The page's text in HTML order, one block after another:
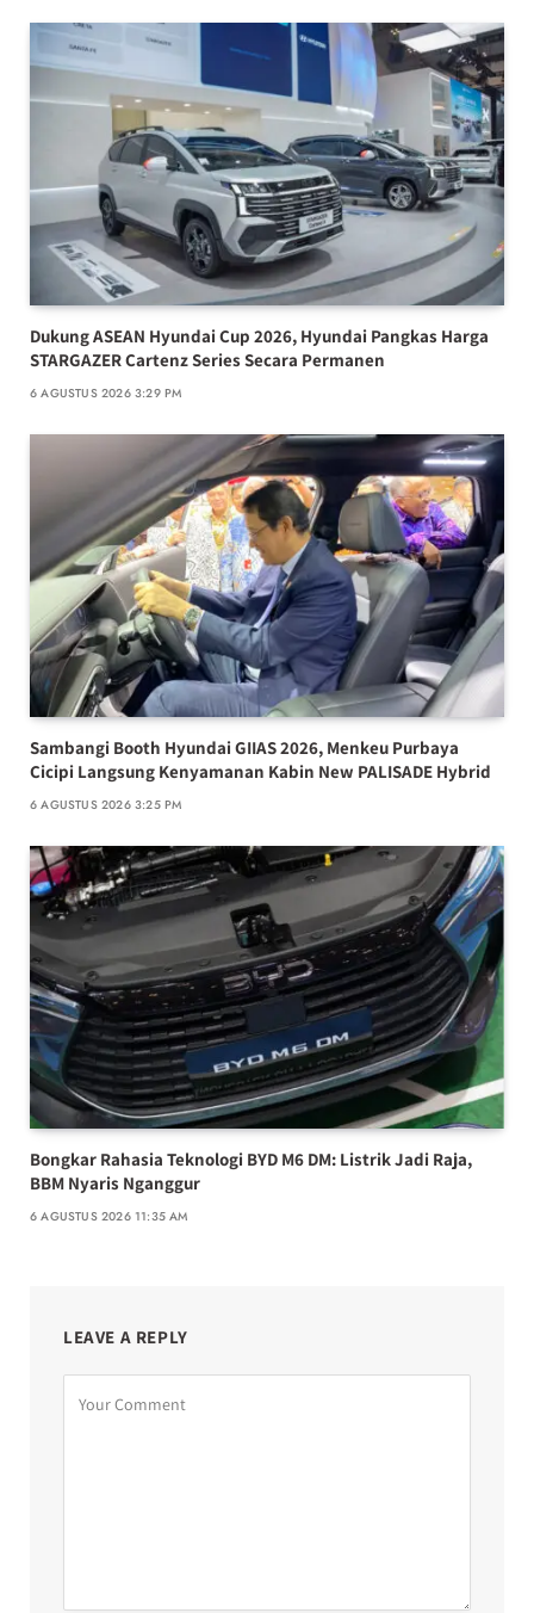
Dukung ASEAN Hyundai Cup 2026, Hyundai Pangkas Harga
STARGAZER Cartenz Series Secara Permanen
6 AGUSTUS 2026 3:29 PM
Sambangi Booth Hyundai GIIAS 2026, Menkeu Purbaya
Cicipi Langsung Kenyamanan Kabin New PALISADE Hybrid
6 AGUSTUS 2026 3:25 PM
Bongkar Rahasia Teknologi BYD M6 DM: Listrik Jadi Raja,
BBM Nyaris Nganggur
6 AGUSTUS 2026 11:35 AM
LEAVE A REPLY